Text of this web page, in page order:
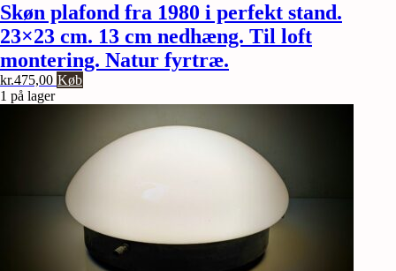
Skøn plafond fra 1980 i perfekt stand.
23×23 cm. 13 cm nedhæng. Til loft
montering. Natur fyrtræ.
kr.475,00 Køb
1 på lager